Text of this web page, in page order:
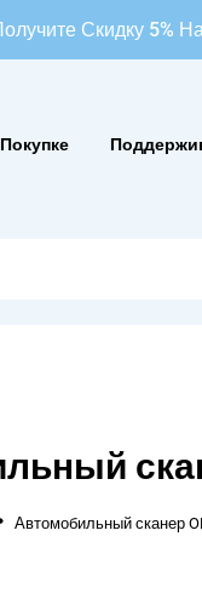
Скидку 5%
Автомобильный сканер